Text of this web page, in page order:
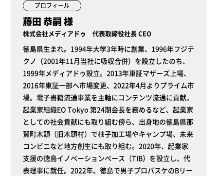
プロフィール
藤田 恭嗣 様
株式会社メディアドゥ 代表取締役社長 CEO
徳島県生まれ。1994年大学3年時に創業、1996年フジテ
クノ（2001年11月当社に吸収合併）を設立したのち、
1999年メディアドゥ設立。2013年東証マザーズ上場、
2016年東証一部へ市場変更、2022年4月よりプライム市
場。電子書籍流通事業を主軸にコンテンツ流通に貢献。
起業家組織EO Tokyo 第24期会長を務めるなど、起業家
としての社会貢献にも取り組む傍ら、出身地の徳島県那
賀町木頭（旧木頭村）で柚子加工場やキャンプ場、未来
コンビニなど地方創生にも取り組む。2020年、起業家
支援の徳島イノベーションベース（TIB）を設立し、代
表理事に就任。2022年、徳島で男子プロバスケのBリー